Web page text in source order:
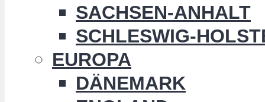
SACHSEN-ANHALT
SCHLESWIG-
EUROPA
DÄNEMARK